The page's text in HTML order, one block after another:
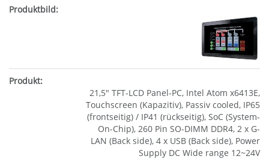
21,5" TFT-LCD Panel-PC, Intel Atom x6413E,
Touchscreen (Kapazitiv), Passiv cooled, IP65
(frontseitig) / IP41 (rückseitig), SoC (System-
On-Chip), 260 Pin SO-DIMM DDR4, 2 x G-
LAN (Back side), 4 x USB (Back side), Power
Supply DC Wide range 12~24V